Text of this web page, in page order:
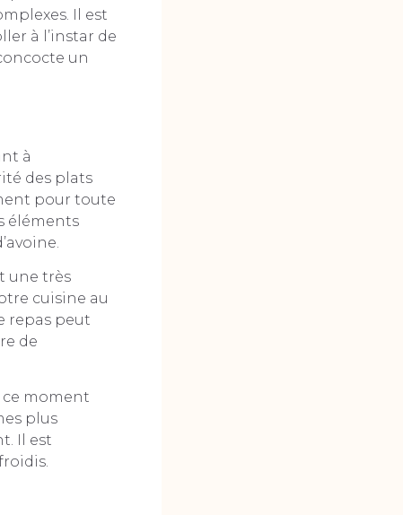
Il est
à l’instar de
un
à
des plats
pour toute
éléments
une très
cuisine au
repas peut
de
ce moment
plus
Il est